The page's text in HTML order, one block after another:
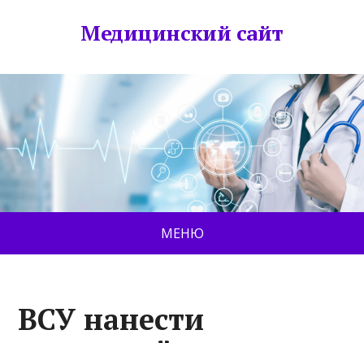
Медицинский сайт
МЕНЮ
ВСУ нанести